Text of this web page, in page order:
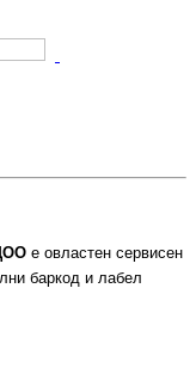
е овластен сервисен
баркод и лабел